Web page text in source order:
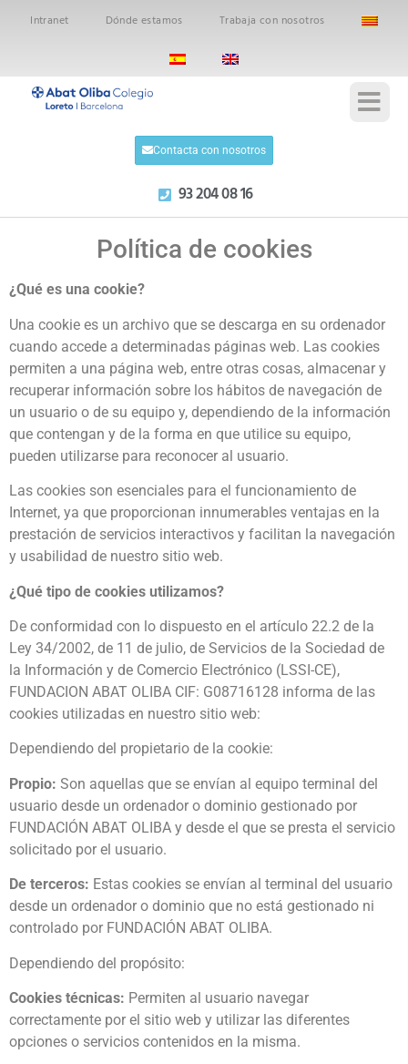
Intranet Dónde estamos Trabaja con nosotros
Contacta con nosotros
93 204 08 16
Política de cookies
¿Qué es una cookie?
Una cookie es un archivo que se descarga en su ordenador
cuando accede a determinadas páginas web. Las cookies
permiten a una página web, entre otras cosas, almacenar y
recuperar información sobre los hábitos de navegación de
un usuario o de su equipo y, dependiendo de la información
que contengan y de la forma en que utilice su equipo,
pueden utilizarse para reconocer al usuario.
Las cookies son esenciales para el funcionamiento de
Internet, ya que proporcionan innumerables ventajas en la
prestación de servicios interactivos y facilitan la navegación
y usabilidad de nuestro sitio web.
¿Qué tipo de cookies utilizamos?
De conformidad con lo dispuesto en el artículo 22.2 de la
Ley 34/2002, de 11 de julio, de Servicios de la Sociedad de
la Información y de Comercio Electrónico (LSSI-CE),
FUNDACION ABAT OLIBA CIF: G08716128 informa de las
cookies utilizadas en nuestro sitio web:
Dependiendo del propietario de la cookie:
Propio: Son aquellas que se envían al equipo terminal del
usuario desde un ordenador o dominio gestionado por
FUNDACIÓN ABAT OLIBA y desde el que se presta el servicio
solicitado por el usuario.
De terceros: Estas cookies se envían al terminal del usuario
desde un ordenador o dominio que no está gestionado ni
controlado por FUNDACIÓN ABAT OLIBA.
Dependiendo del propósito:
Cookies técnicas: Permiten al usuario navegar
correctamente por el sitio web y utilizar las diferentes
opciones o servicios contenidos en la misma.